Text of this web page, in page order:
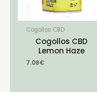
Cogollos CBD
Cogollos CBD
Lemon Haze
7.08€